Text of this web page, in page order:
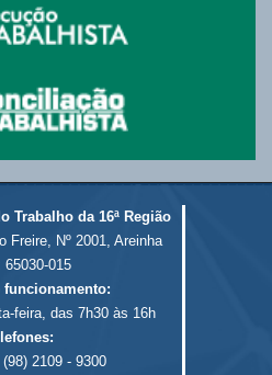
Trabalho da 16ª Região
Freire, Nº 2001, Areinha
65030-015
funcionamento:
feira, das 7h30 às 16h
2109 - 9300